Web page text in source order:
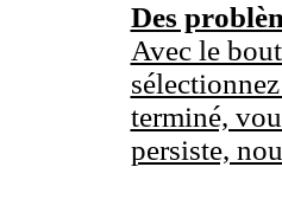
Des
Avec le
terminé,
persiste,